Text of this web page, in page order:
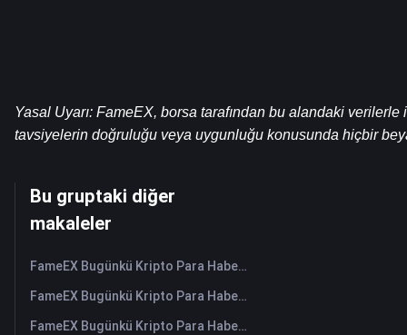
Yasal Uyarı: FameEX, borsa tarafından bu alandaki
tavsiyelerin doğruluğu veya uygunluğu konusunda hiçbir
Bu gruptaki diğer
makaleler
FameEX Bugünkü Kripto Para Haberleri Özeti | 7 Ağustos 2026
FameEX Bugünkü Kripto Para Haberleri Özeti | 6 Ağustos 2026
FameEX Bugünkü Kripto Para Haberleri Özeti | 5 Ağustos 2026